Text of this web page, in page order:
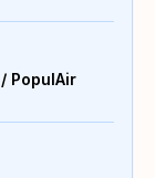
PopulAir